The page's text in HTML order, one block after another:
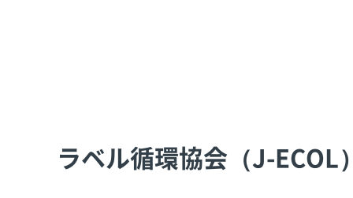
ラベル循環協会（J-ECOL